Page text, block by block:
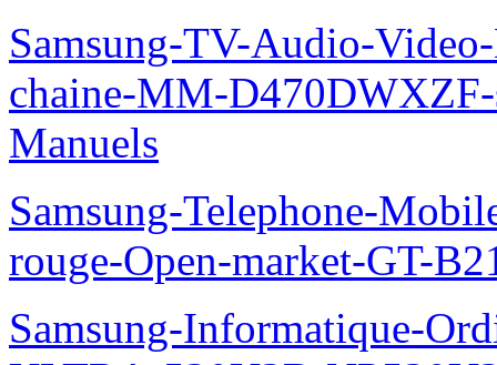
Samsung-TV-Audio-
chaine-MM-
Manuels
Samsung-Telephone-
rouge-Open-market-GT-
Samsung-Informatique-